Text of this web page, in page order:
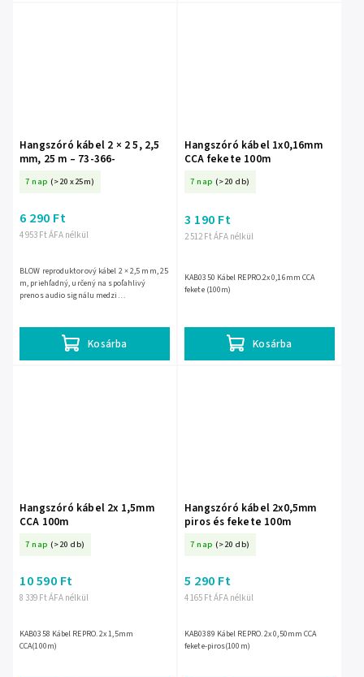
Hangszóró kábel 2 × 2 5, 2,5
mm, 25 m – 73-366-
7 nap (>20 x25m)
4 953 Ft ÁFA nélkül
6 290 Ft
Kosárba
BLOW reproduktorový kábel 2 × 2,5 mm, 25
m, priehľadný, určený na spoľahlivý
prenos audio signálu medzi
Hangszóró kábel 1x0,16mm
CCA fekete 100m
7 nap (>20 db)
2 512 Ft ÁFA nélkül
3 190 Ft
Kosárba
KAB0350 Kábel REPRO.2x 0,16mm CCA
fekete (100m)
Hangszóró kábel 2x 1,5mm
CCA 100m
7 nap (>20 db)
8 339 Ft ÁFA nélkül
10 590 Ft
KAB0358 Kábel REPRO. 2x 1,5mm
CCA(100m)
Hangszóró kábel 2x0,5mm
piros és fekete 100m
7 nap (>20 db)
4 165 Ft ÁFA nélkül
5 290 Ft
KAB0389 Kábel REPRO. 2x 0,50mm CCA
fekete-piros(100m)